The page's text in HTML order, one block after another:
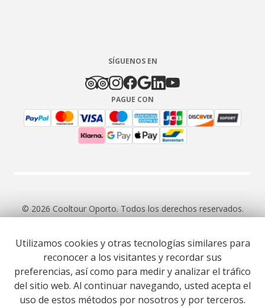
SÍGUENOS EN
PAGUE CON
© 2026 Cooltour Oporto. Todos los derechos reservados.
RNAAT 309/2015RNAVT 7055
Utilizamos cookies y otras tecnologías similares para
reconocer a los visitantes y recordar sus
preferencias, así como para medir y analizar el tráfico
del sitio web. Al continuar navegando, usted acepta el
uso de estos métodos por nosotros y por terceros.